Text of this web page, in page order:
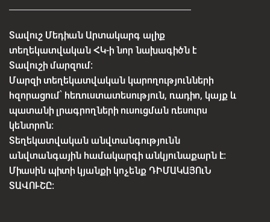
Տավուշ Մեդիան Արտակարգ ալիք
տեղեկատվական ՀԿ-ի նոր նախագիծն է
Տավուշի մարզում:
Մարզի տեղեկատվական կարողությունների
հզորացում՝ հեռուստատեսություն, ռադիո, կայք և
պատանի լրագրողների ուսուցման ռեսուրս
կենտրոն:
Տեղեկատվական անվտանգությունն
անվտանգային համակարգի անկյունաքարն է:
Միասին պիտի կյանքի կոչենք ԴԻՄԱԿԱՅՈւՆ
ՏԱՎՈՒՇԸ: